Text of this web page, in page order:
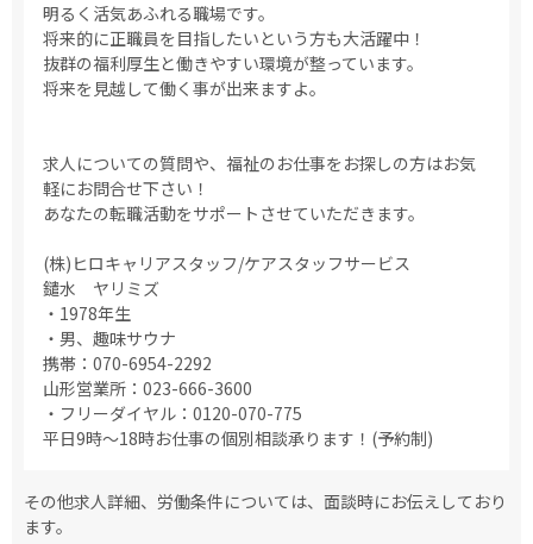
明るく活気あふれる職場です。
将来的に正職員を目指したいという方も大活躍中！
抜群の福利厚生と働きやすい環境が整っています。
将来を見越して働く事が出来ますよ。
求人についての質問や、福祉のお仕事をお探しの方はお気
軽にお問合せ下さい！
あなたの転職活動をサポートさせていただきます。
(株)ヒロキャリアスタッフ/ケアスタッフサービス
鑓水 ヤリミズ
・1978年生
・男、趣味サウナ
携帯：070-6954-2292
山形営業所：023-666-3600
・フリーダイヤル：0120-070-775
平日9時～18時お仕事の個別相談承ります！(予約制)
その他求人詳細、労働条件については、面談時にお伝えしており
ます。